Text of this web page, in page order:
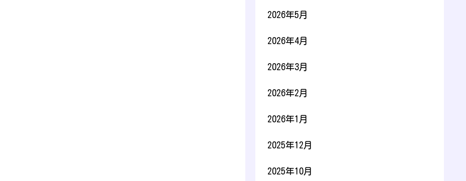
2026年5月
2026年4月
2026年3月
2026年2月
2026年1月
2025年12月
2025年10月